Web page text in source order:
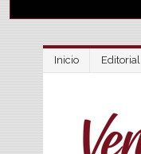
Inicio Editorial